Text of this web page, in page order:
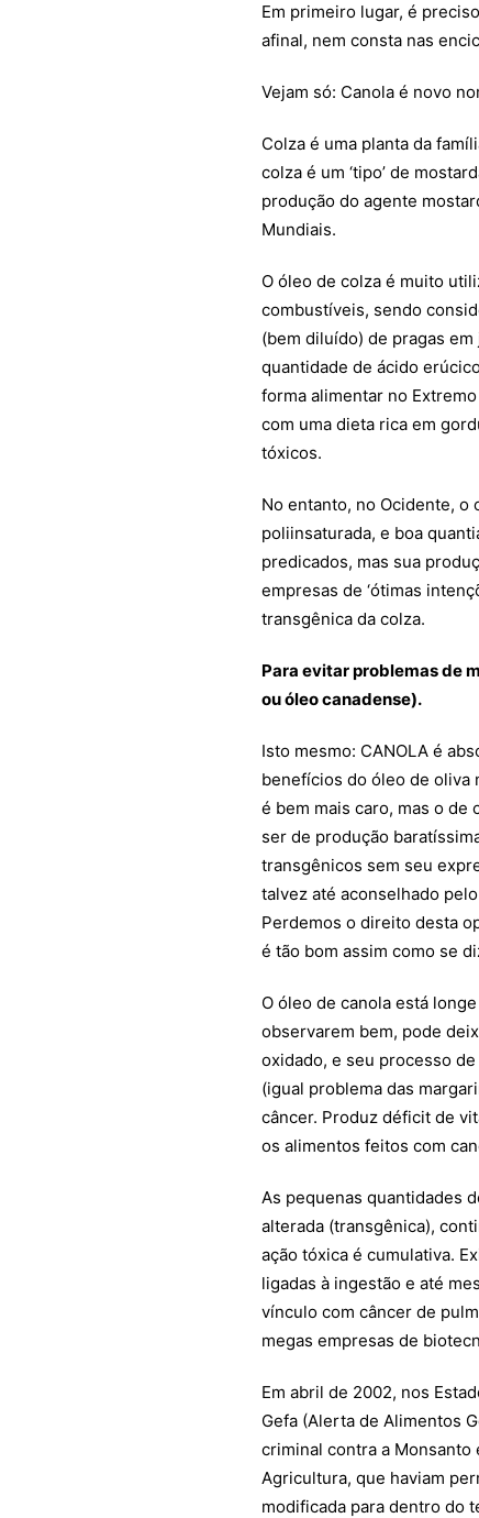
Em primeiro lugar, é
afinal, nem consta nas
Vejam só: Canola é novo
Colza é uma planta da
colza é um ‘tipo’ de
produção do agente
Mundiais.
O óleo de colza é muito
combustíveis, sendo
(bem diluído) de pragas
quantidade de ácido
forma alimentar no
com uma dieta rica em
tóxicos.
No entanto, no Ocidente,
poliinsaturada, e boa
predicados, mas sua
empresas de ‘ótimas
transgênica da colza.
Para evitar problemas de
ou óleo canadense).
Isto mesmo: CANOLA é
benefícios do óleo de oliva
é bem mais caro, mas o de
ser de produção
transgênicos sem seu
talvez até aconselhado
Perdemos o direito desta
é tão bom assim como se
O óleo de canola está
observarem bem, pode
oxidado, e seu processo
(igual problema das
câncer. Produz déficit de
os alimentos feitos com
As pequenas quantidades
alterada (transgênica),
ação tóxica é cumulativa.
ligadas à ingestão e até
vínculo com câncer de
megas empresas de
Em abril de 2002, nos
Gefa (Alerta de Alimentos
criminal contra a Monsanto
Agricultura, que haviam
modificada para dentro do